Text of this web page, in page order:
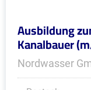
Ausbildung
Kanalbauer
Nordwasser